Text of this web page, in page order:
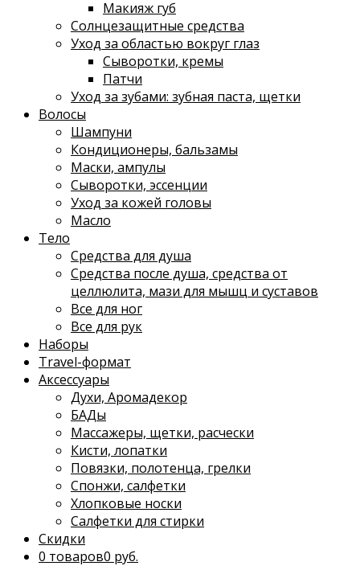
Макияж губ
Солнцезащитные средства
Уход за областью вокруг глаз
Сыворотки, кремы
Патчи
Уход за зубами: зубная паста, щетки
Волосы
Шампуни
Кондиционеры, бальзамы
Маски, ампулы
Сыворотки, эссенции
Уход за кожей головы
Масло
Тело
Средства для душа
Средства после душа, средства от
целлюлита, мази для мышц и суставов
Все для ног
Все для рук
Наборы
Travel-формат
Аксессуары
Духи, Аромадекор
БАДы
Массажеры, щетки, расчески
Кисти, лопатки
Повязки, полотенца, грелки
Спонжи, салфетки
Хлопковые носки
Салфетки для стирки
Скидки
0 товаров0 руб.